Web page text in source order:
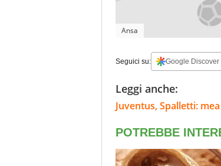
Ansa
Seguici su: Google Discover
Leggi anche:
Juventus, Spalletti: